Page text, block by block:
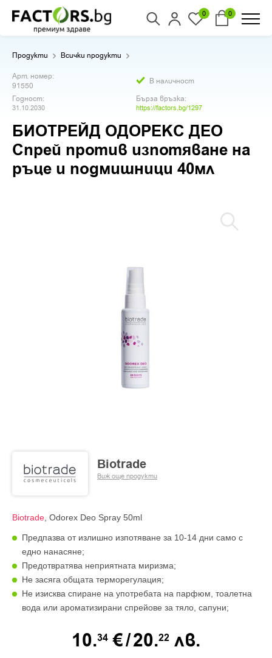
0 0
Продукти Всички продукти
Арт. номер:
91550
В наличност
Годност:
31.10.2030
Бърза връзка:
https://factors.bg/1297
БИОТРЕЙД ОДОРЕКС ДЕО
Спрей против изпотяване на
ръце и подмишници 40мл
Biotrade
Виж още продукти
Biotrade , Odorex Deo Spray 50ml
Предпазва от излишно изпотяване за 10-14 дни само с
едно нанасяне;
Предотвратява неприятната миризма;
Не засяга общата терморегулация;
Не изисква спиране на употребата на парфюм, тоалетна
вода или ароматизирани спрейове за тяло, сапуни;
10.34 €/20.22 лв.